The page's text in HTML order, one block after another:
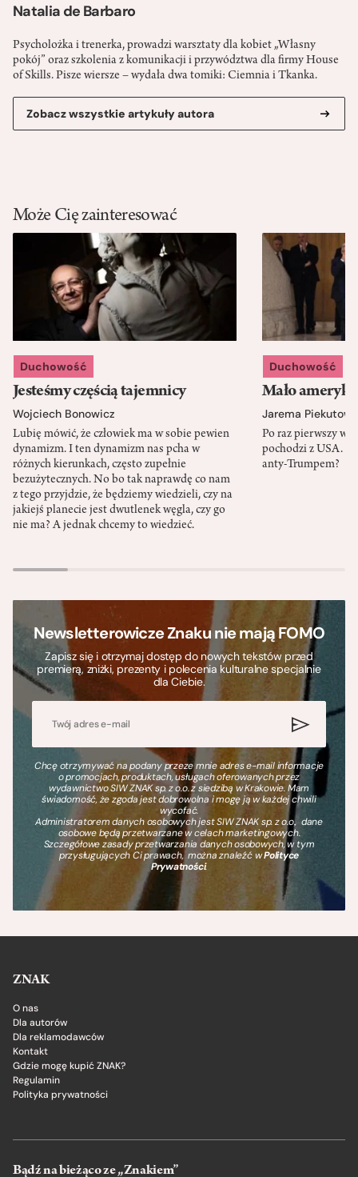
Natalia de Barbaro
Psycholożka i trenerka, prowadzi warsztaty dla kobiet „Własny
pokój” oraz szkolenia z komunikacji i przywództwa dla firmy House
of Skills. Pisze wiersze – wydała dwa tomiki: Ciemnia i Tkanka.
Zobacz wszystkie artykuły autora
Może Cię zainteresować
Duchowość
Jesteśmy częścią tajemnicy
Wojciech Bonowicz
Lubię mówić, że człowiek ma w sobie pewien
dynamizm. I ten dynamizm nas pcha w
różnych kierunkach, często zupełnie
bezużytecznych. No bo tak naprawdę co nam
z tego przyjdzie, że będziemy wiedzieli, czy na
jakiejś planecie jest dwutlenek węgla, czy go
nie ma? A jednak chcemy to wiedzieć.
Duchowość
Mało
Jarema
Po raz pierwszy w
pochodzi z USA.
anty-Trumpem?
Newsletterowicze Znaku nie mają FOMO
Zapisz się i otrzymaj dostęp do nowych tekstów przed
premierą, zniżki, prezenty i polecenia kulturalne specjalnie
dla Ciebie.
Chcę otrzymywać na podany przeze mnie adres e-mail informacje
o promocjach, produktach, usługach oferowanych przez
wydawnictwo SIW ZNAK sp. z o.o. z siedzibą w Krakowie. Mam
świadomość, że zgoda jest dobrowolna i mogę ją w każdej chwili
wycofać.
Administratorem danych osobowych jest SIW ZNAK sp. z o.o., dane
osobowe będą przetwarzane w celach marketingowych.
Szczegółowe zasady przetwarzania danych osobowych, w tym
przysługujących Ci prawach, można znaleźć wPolityce
Prywatności.
ZNAK
O nas
Dla autorów
Dla reklamodawców
Kontakt
Gdzie mogę kupić ZNAK?
Regulamin
Polityka prywatności
Bądź na bieżąco ze „Znakiem”